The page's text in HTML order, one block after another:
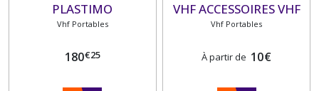
PLASTIMO
Vhf Portables
180€25
VHF ACCESSOIRES VHF
PORTABLES
Vhf Portables
À partir de 10€